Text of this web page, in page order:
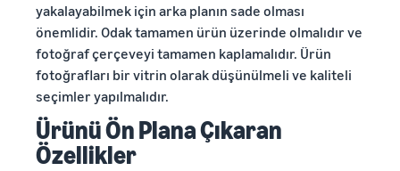
yakalayabilmek için arka planın sade olması
önemlidir. Odak tamamen ürün üzerinde olmalıdır ve
fotoğraf çerçeveyi tamamen kaplamalıdır. Ürün
fotoğrafları bir vitrin olarak düşünülmeli ve kaliteli
seçimler yapılmalıdır.
Ürünü Ön Plana Çıkaran
Özellikler